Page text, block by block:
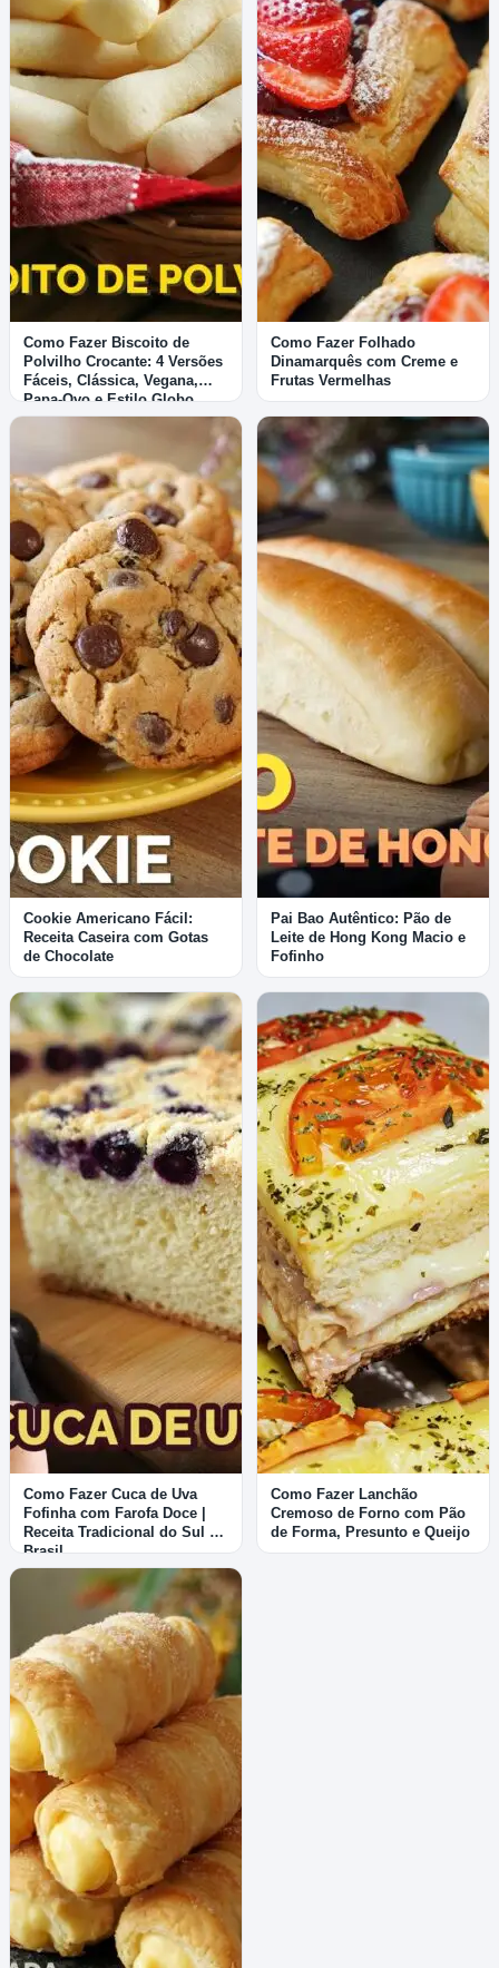
Como Fazer Biscoito de
Polvilho Crocante: 4 Versões
Fáceis, Clássica, Vegana,
Papa-Ovo e Estilo Globo
Como Fazer Folhado
Dinamarquês com Creme e
Frutas Vermelhas
Cookie Americano Fácil:
Receita Caseira com Gotas
de Chocolate
Pai Bao Autêntico: Pão de
Leite de Hong Kong Macio e
Fofinho
Como Fazer Cuca de Uva
Fofinha com Farofa Doce |
Receita Tradicional do Sul do
Brasil
Como Fazer Lanchão
Cremoso de Forno com Pão
de Forma, Presunto e Queijo